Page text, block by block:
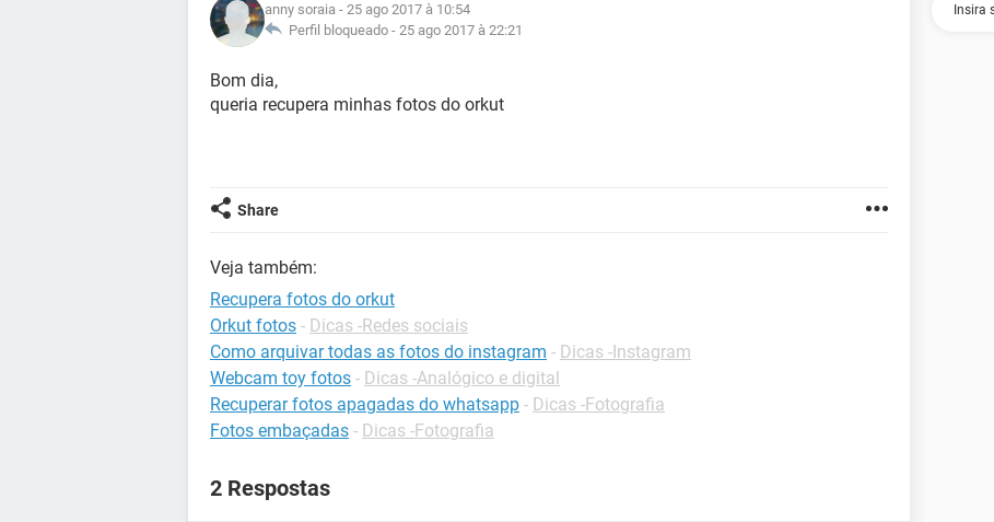
anny soraia - 25 ago 2017 à 10:54
Perfil bloqueado - 25 ago 2017 à 22:21
Bom dia,
queria recupera minhas fotos do orkut
Share
Veja também:
Recupera fotos do orkut
Orkut fotos - Dicas -Redes sociais
Como arquivar todas as fotos do instagram - Dicas -Instagram
Webcam toy fotos - Dicas -Analógico e digital
Recuperar fotos apagadas do whatsapp - Dicas -Fotografia
Fotos embaçadas - Dicas -Fotografia
2 Respostas